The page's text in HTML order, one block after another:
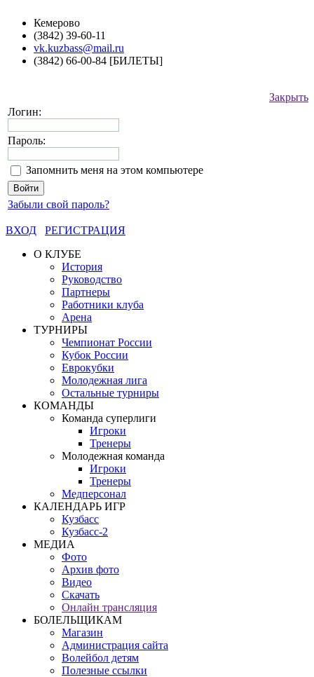
Кемерово
(3842) 39-60-11
vk.kuzbass@mail.ru
(3842) 66-00-84 [БИЛЕТЫ]
Закрыть
Логин:
Пароль:
Запомнить меня на этом компьютере
Забыли свой пароль?
ВХОД
РЕГИСТРАЦИЯ
О КЛУБЕ
История
Руководство
Партнеры
Работники клуба
Арена
ТУРНИРЫ
Чемпионат России
Кубок России
Еврокубки
Молодежная лига
Остальные турниры
КОМАНДЫ
Команда суперлиги
Игроки
Тренеры
Молодежная команда
Игроки
Тренеры
Медперсонал
КАЛЕНДАРЬ ИГР
Кузбасс
Кузбасс-2
МЕДИА
Фото
Архив фото
Видео
Скачать
Онлайн трансляция
БОЛЕЛЬЩИКАМ
Магазин
Администрация сайта
Волейбол детям
Полезные ссылки